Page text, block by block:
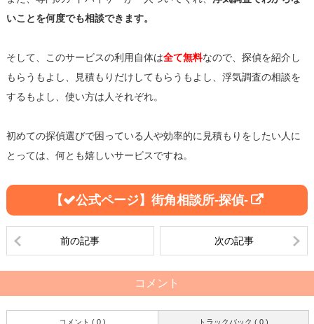
いことを何度でも相談できます。
そして、このサービスの利用自体は全て無料なので、探偵を紹介し
もらうもよし、見積もりだけしてもらうもよし、浮気調査の相談を
するもよし、使い方は人それぞれ。
初めての探偵選びで困っている人や効率的に見積もりをしたい人に
とっては、何とも嬉しいサービスですね。
街角相談所-探偵-
前の記事 次の記事
コメント
トラックバック ( 0 )
コメント ( 0 )